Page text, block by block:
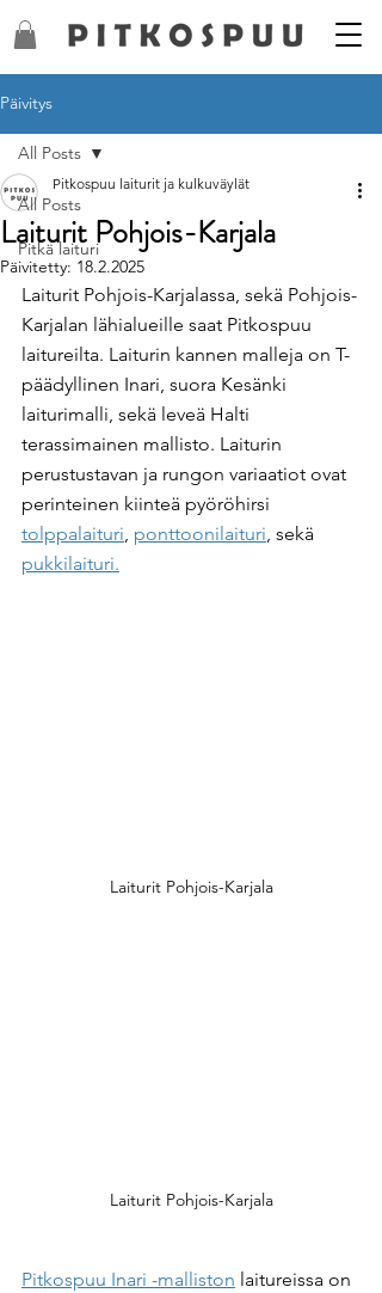
Päivitys
All Posts
Pitkä laituri
All Posts
Laiturit Pohjois-Karjala
Pitkospuu laiturit ja kulkuväylät
Päivitetty: 18.2.2025
Laiturit Pohjois-Karjalassa, sekä Pohjois-
Karjalan lähialueille saat Pitkospuu
laitureilta. Laiturin kannen malleja on T-
päädyllinen Inari, suora Kesänki
laiturimalli, sekä leveä Halti
terassimainen mallisto. Laiturin
perustustavan ja rungon variaatiot ovat
perinteinen kiinteä pyöröhirsi
tolppalaituri, ponttoonilaituri, sekä
pukkilaituri.
Laiturit Pohjois-Karjala
Laiturit Pohjois-Karjala
Pitkospuu Inari -malliston laitureissa on